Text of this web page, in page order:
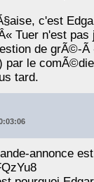
c'est
Tuer n'est pas
de grÃ©-
par le
tard.
annonce